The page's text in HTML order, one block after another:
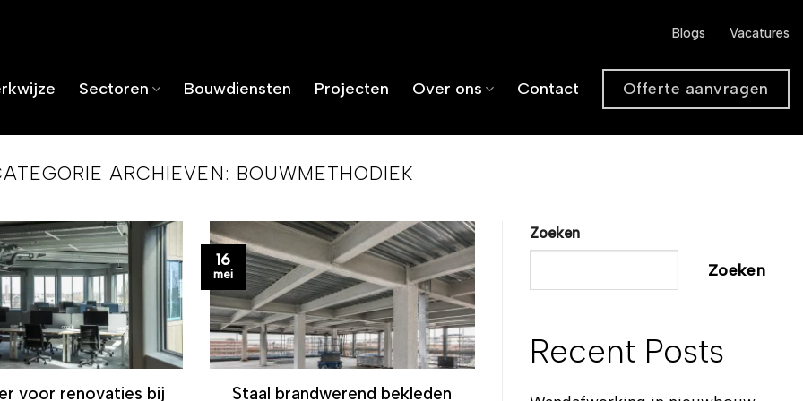
Blogs Vacatures
Sectoren Bouwdiensten Projecten Over ons Contact Offerte aanvragen
ARCHIEVEN: BOUWMETHODIEK
voor renovaties bij
Staal brandwerend bekleden
16
mei
Zoeken
Zoeken
Recent Posts